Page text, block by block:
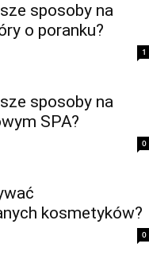
sposoby na
o poranku?
1
sposoby na
SPA?
0
kosmetyków?
0